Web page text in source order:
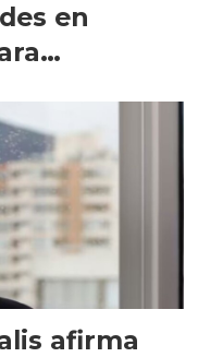
en
afirma